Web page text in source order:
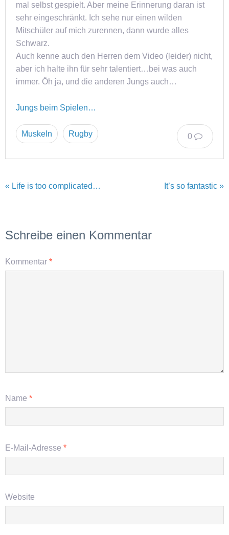
mal selbst gespielt. Aber meine Erinnerung daran ist
sehr eingeschränkt. Ich sehe nur einen wilden
Mitschüler auf mich zurennen, dann wurde alles
Schwarz.
Auch kenne auch den Herren dem Video (leider) nicht,
aber ich halte ihn für sehr talentiert…bei was auch
immer. Öh ja, und die anderen Jungs auch…
Jungs beim Spielen…
0
Muskeln Rugby
« Life is too complicated… It’s so fantastic »
Schreibe einen Kommentar
Kommentar *
Name *
E-Mail-Adresse *
Website